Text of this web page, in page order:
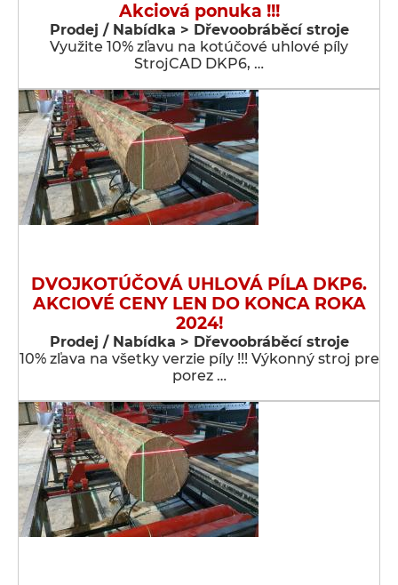
Akciová ponuka !!!
Prodej / Nabídka > Dřevoobráběcí stroje
Využite 10% zľavu na kotúčové uhlové píly
StrojCAD DKP6, …
DVOJKOTÚČOVÁ UHLOVÁ PÍLA DKP6.
AKCIOVÉ CENY LEN DO KONCA ROKA
2024!
Prodej / Nabídka > Dřevoobráběcí stroje
10% zľava na všetky verzie píly !!! Výkonný stroj pre
porez …